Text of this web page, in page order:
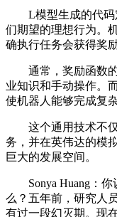
L模型生成的代码
们期望的理想行为。
确执行任务会获得奖
通常，奖励函数的
业知识和手动操作。
使机器人能够完成复
这个通用技术不仅
务，并在英伟达的模
巨大的发展空间。
Sonya Huang：你
么？五年前，研究人
有过一段幻灭期。现